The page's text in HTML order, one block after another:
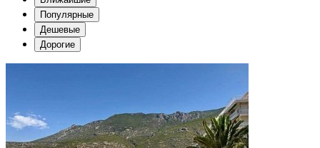
Популярные
Дешевые
Дорогие